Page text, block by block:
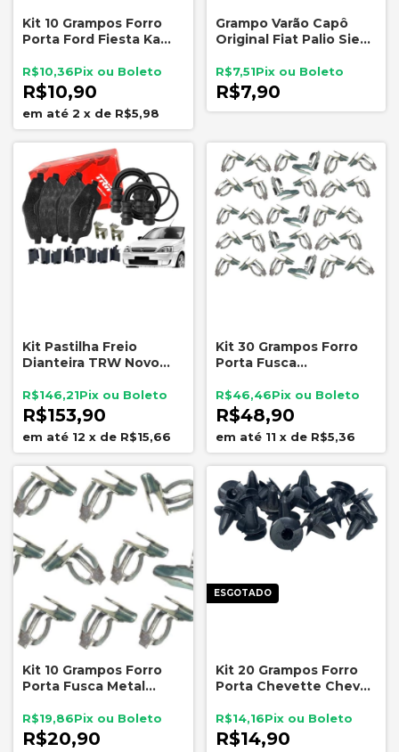
Kit 10 Grampos Forro
Porta Ford Fiesta Ka
Escort
R$10,90
R$10,36
2 x de R$5,98
Grampo Varão Capô
Original Fiat Palio Siena
46754393
R$7,90
R$7,51
Kit Pastilha Freio
Dianteira TRW Novo
Reparo
R$153,90
R$146,21
12 x de R$15,66
Kit 30 Grampos Forro
Porta Fusca
Original
R$48,90
R$46,46
11 x de R$5,36
Kit 10 Grampos Forro
Porta Fusca Metal
R$20,90
R$19,86
ESGOTADO
Kit 20 Grampos Forro
Porta Chevette Chevy
R$14,90
R$14,16